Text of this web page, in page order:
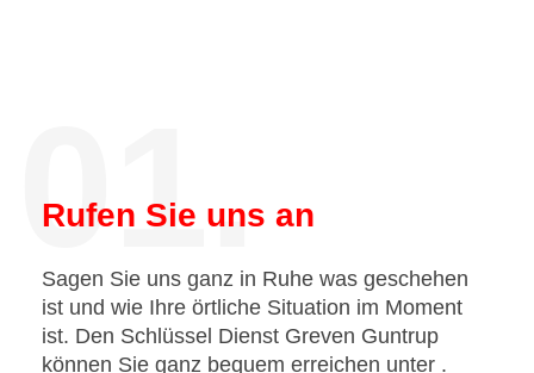
01.
Rufen Sie uns an
Sagen Sie uns ganz in Ruhe was geschehen
ist und wie Ihre örtliche Situation im Moment
ist. Den Schlüssel Dienst Greven Guntrup
können Sie ganz bequem erreichen unter .